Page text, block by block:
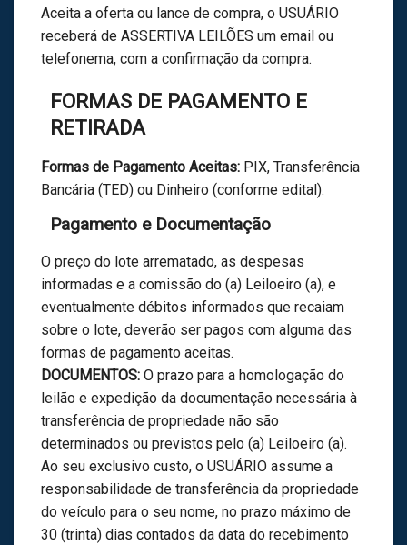
Aceita a oferta ou lance de compra, o USUÁRIO
receberá de ASSERTIVA LEILÕES um email ou
telefonema, com a confirmação da compra.
FORMAS DE PAGAMENTO E
RETIRADA
Formas de Pagamento Aceitas: PIX, Transferência
Bancária (TED) ou Dinheiro (conforme edital).
Pagamento e Documentação
O preço do lote arrematado, as despesas
informadas e a comissão do (a) Leiloeiro (a), e
eventualmente débitos informados que recaiam
sobre o lote, deverão ser pagos com alguma das
formas de pagamento aceitas.
DOCUMENTOS: O prazo para a homologação do
leilão e expedição da documentação necessária à
transferência de propriedade não são
determinados ou previstos pelo (a) Leiloeiro (a).
Ao seu exclusivo custo, o USUÁRIO assume a
responsabilidade de transferência da propriedade
do veículo para o seu nome, no prazo máximo de
30 (trinta) dias contados da data do recebimento